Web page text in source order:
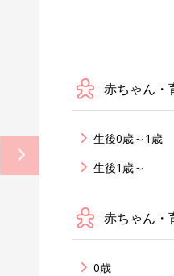
赤ちゃん・
生後0歳～1歳
生後1歳～
赤ちゃん・
0歳